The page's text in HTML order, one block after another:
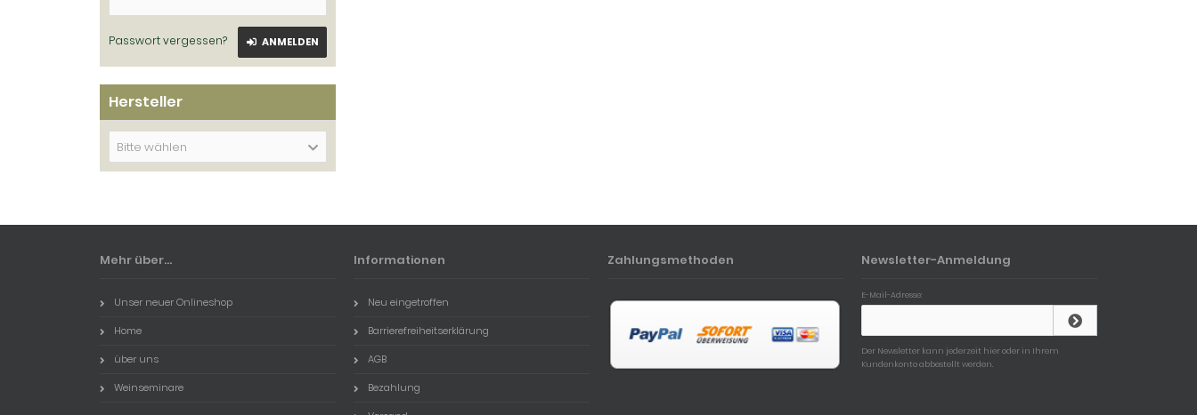
Passwort vergessen? ANMELDEN
Hersteller
Bitte wählen
Mehr über...
Unser neuer Onlineshop
Home
über uns
Weinseminare
Informationen
Neu eingetroffen
Barrierefreiheitserklärung
AGB
Bezahlung
Zahlungsmethoden Newsletter-Anmeldung
E-Mail-Adresse:
Der Newsletter kann jederzeit hier oder in Ihrem
Kundenkonto abbestellt werden.